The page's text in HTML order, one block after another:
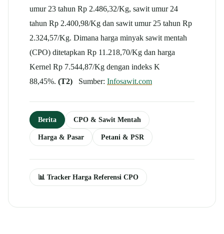
umur 23 tahun Rp 2.486,32/Kg, sawit umur 24
tahun Rp 2.400,98/Kg dan sawit umur 25 tahun Rp
2.324,57/Kg. Dimana harga minyak sawit mentah
(CPO) ditetapkan Rp 11.218,70/Kg dan harga
Kernel Rp 7.544,87/Kg dengan indeks K
88,45%. (T2) Sumber: Infosawit.com
Berita CPO & Sawit Mentah
Harga & Pasar Petani & PSR
📊 Tracker Harga Referensi CPO